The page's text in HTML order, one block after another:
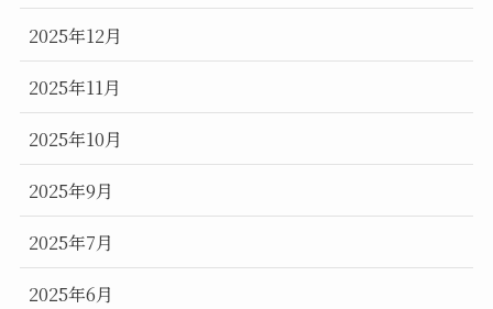
2025年12月
2025年11月
2025年10月
2025年9月
2025年7月
2025年6月